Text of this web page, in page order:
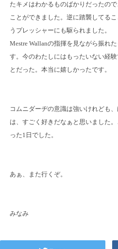
たキメはわかるものばかりだったの
ことができました。逆に踏襲してる
うプレッシャーにも駆られました。
Mestre Wallanの指揮を見ながら振れ
す。今のわたしにはもったいない経
とだった。本当に嬉しかったです。
コムニダーヂの意識は強いけれども
は、すごく好きだなぁと思いました
った1日でした。
あぁ、また行くぞ。
みなみ